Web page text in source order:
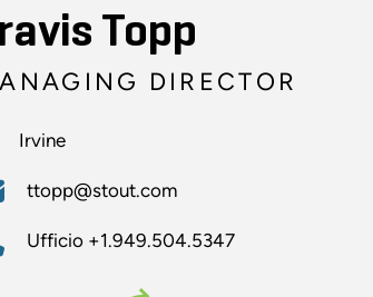
Topp
DIRECTOR
Irvine
ttopp@stout.com
Ufficio +1.949.504.5347